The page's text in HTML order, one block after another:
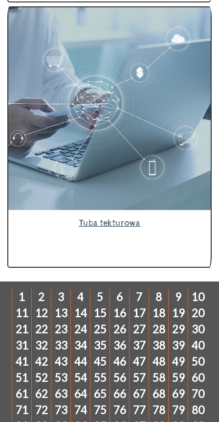
Tuba tekturowa
1 2 3 4 5 6 7 8 9
10
11
12 13 14 15 16 17 18 19 20
21 22 23 24 25 26 27 28 29 30
31 32 33 34 35 36 37 38 39 40
41 42 43 44 45 46 47 48 49 50
51 52 53 54 55 56 57 58 59 60
61 62 63 64 65 66 67 68 69 70
71 72 73 74 75 76 77 78 79 80